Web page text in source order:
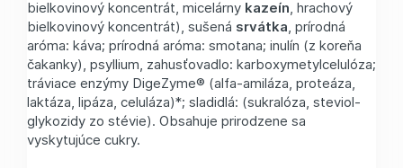
bielkovinový koncentrát, micelárny kazeín , hrachový
bielkovinový koncentrát), sušená srvátka , prírodná
aróma: káva; prírodná aróma: smotana; inulín (z koreňa
čakanky), psyllium, zahusťovadlo: karboxymetylcelulóza;
tráviace enzýmy DigeZyme® (alfa-amiláza, proteáza,
laktáza, lipáza, celuláza)*; sladidlá: (sukralóza, steviol-
glykozidy zo stévie). Obsahuje prirodzene sa
vyskytujúce cukry.